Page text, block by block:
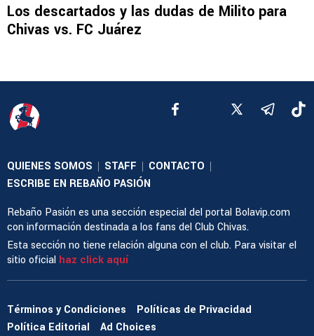
Los descartados y las dudas de Milito para
Chivas vs. FC Juárez
QUIENES SOMOS | STAFF | CONTACTO |
ESCRIBE EN REBAÑO PASIÓN
Rebaño Pasión es una sección especial del portal Bolavip.com
con información destinada a los fans del Club Chivas.
Esta sección no tiene relación alguna con el club. Para visitar el
sitio oficial haz click aquí
Términos y Condiciones
Políticas de Privacidad
Política Editorial
Ad Choices